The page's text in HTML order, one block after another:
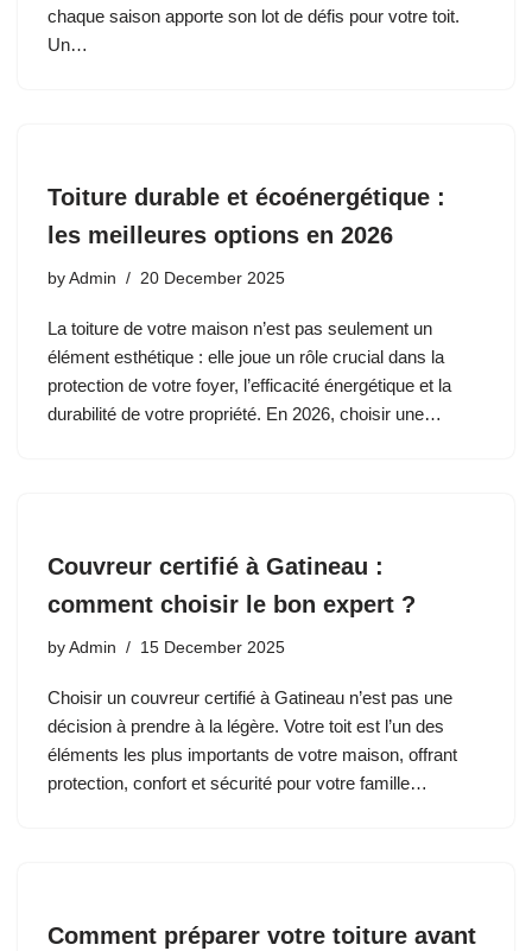
chaque saison apporte son lot de défis pour votre toit.
Un…
Toiture durable et écoénergétique :
les meilleures options en 2026
by Admin 20 December 2025
La toiture de votre maison n’est pas seulement un
élément esthétique : elle joue un rôle crucial dans la
protection de votre foyer, l’efficacité énergétique et la
durabilité de votre propriété. En 2026, choisir une…
Couvreur certifié à Gatineau :
comment choisir le bon expert ?
by Admin 15 December 2025
Choisir un couvreur certifié à Gatineau n’est pas une
décision à prendre à la légère. Votre toit est l’un des
éléments les plus importants de votre maison, offrant
protection, confort et sécurité pour votre famille…
Comment préparer votre toiture avant